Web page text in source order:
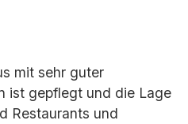
mit sehr guter
ist gepflegt und die Lage
Restaurants und